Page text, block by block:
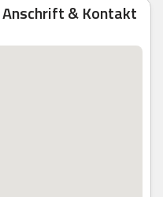
& Kontakt